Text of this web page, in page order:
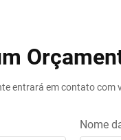
entrará em contato com
Nome